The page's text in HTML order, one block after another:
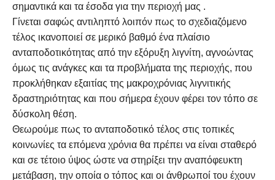
σημαντικά και τα έσοδα για την περιοχή μας .
Γίνεται σαφώς αντιληπτό λοιπόν πως το σχεδιαζόμενο
τέλος ικανοποιεί σε μερικό βαθμό ένα πλαίσιο
ανταποδοτικότητας από την εξόρυξη λιγνίτη, αγνοώντας
όμως τις ανάγκες και τα προβλήματα της περιοχής, που
προκλήθηκαν εξαιτίας της μακροχρόνιας λιγνιτικής
δραστηριότητας και που σήμερα έχουν φέρει τον τόπο σε
δύσκολη θέση.
Θεωρούμε πως το ανταποδοτικό τέλος στις τοπικές
κοινωνίες τα επόμενα χρόνια θα πρέπει να είναι σταθερό
και σε τέτοιο ύψος ώστε να στηρίξει την αναπόφευκτη
μετάβαση, την οποία ο τόπος και οι άνθρωποί του έχουν